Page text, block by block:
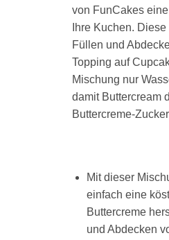
von FunCakes
Ihre Kuchen.
Füllen und
Topping auf
Mischung nur
damit Buttercream
Buttercreme-
Mit dieser
einfach eine
Buttercreme
und Abdecken